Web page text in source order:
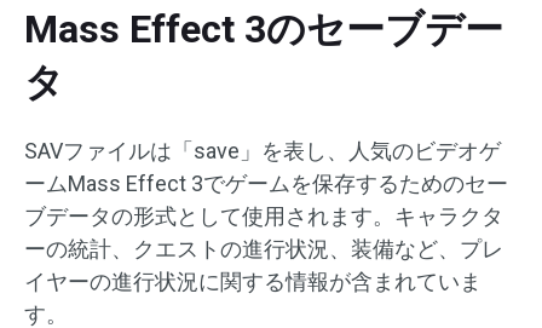
Mass Effect 3のセーブデー
タ
SAVファイルは「save」を表し、人気のビデオゲ
ームMass Effect 3でゲームを保存するためのセー
ブデータの形式として使用されます。キャラクタ
ーの統計、クエストの進行状況、装備など、プレ
イヤーの進行状況に関する情報が含まれていま
す。